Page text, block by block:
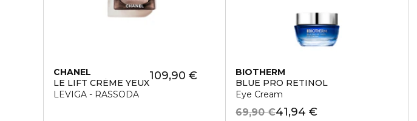
CHANEL
LE LIFT CRÈME YEUX
LEVIGA - RASSODA
109,90 €
BIOTHERM
BLUE PRO RETINOL
Eye Cream
41,94 €
69,90 €